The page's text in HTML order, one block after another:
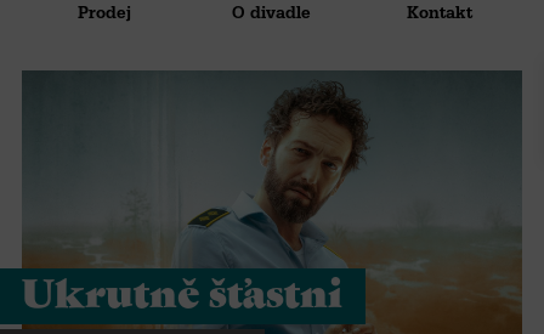
Prodej
O divadle Kontakt
Ukrutně šťastni